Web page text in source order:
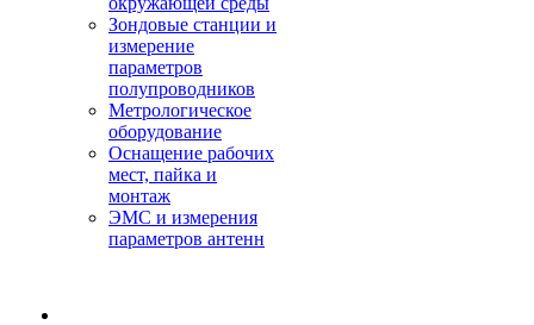
Зондовые станции и
измерение
параметров
полупроводников
Метрологическое
оборудование
Оснащение рабочих
мест, пайка и
монтаж
ЭМС и измерения
параметров антенн